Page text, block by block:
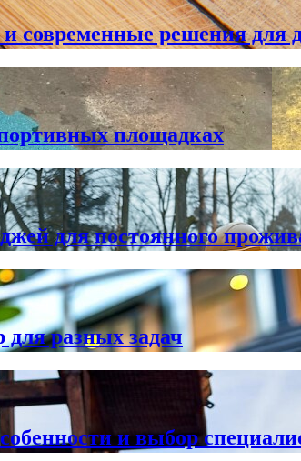
современные решения для
площадках
для постоянного
разных задач
и выбор